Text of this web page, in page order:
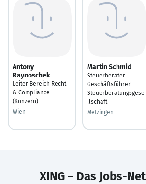
Antony
Raynoschek
Leiter Bereich Recht
& Compliance
(Konzern)
Wien
Martin Schmid
Steuerberater
Geschäftsführer
Steuerberatungsgese
llschaft
Metzingen
XING – Das Jobs-